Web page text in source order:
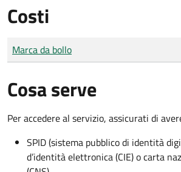
Costi
Tipo di pagamento
Importo
Marca da bollo
Cosa serve
Per accedere al servizio, assicurati di
SPID (sistema pubblico di identità
d’identità elettronica (CIE) o carta